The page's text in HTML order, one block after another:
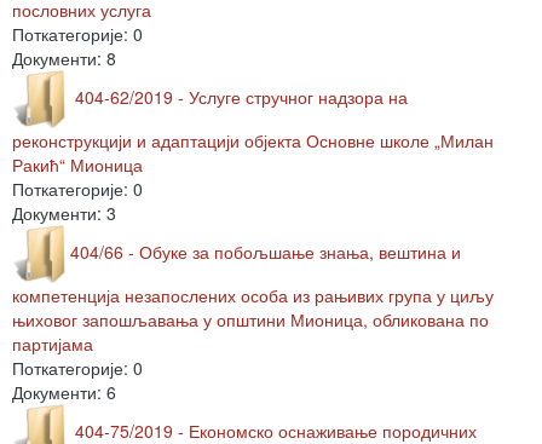
пословних услуга
Поткатегорије: 0
Документи: 8
404-62/2019 - Услуге стручног надзора на
реконструкцији и адаптацији објекта Основне школе „Милан
Ракић“ Мионица
Поткатегорије: 0
Документи: 3
404/66 - Обуке за побољшање знања, вештина и
компетенција незапослених особа из рањивих група у циљу
њиховог запошљавања у општини Мионица, обликована по
партијама
Поткатегорије: 0
Документи: 6
404-75/2019 - Економско оснаживање породичних